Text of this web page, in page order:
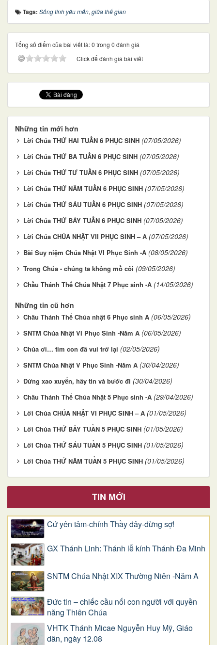
Tags: Sống tình yêu mến, giữa thế gian
Tổng số điểm của bài viết là: 0 trong 0 đánh giá
Click để đánh giá bài viết
Những tin mới hơn
Lời Chúa THỨ HAI TUẦN 6 PHỤC SINH (07/05/2026)
Lời Chúa THỨ BA TUẦN 6 PHỤC SINH (07/05/2026)
Lời Chúa THỨ TƯ TUẦN 6 PHỤC SINH (07/05/2026)
Lời Chúa THỨ NĂM TUẦN 6 PHỤC SINH (07/05/2026)
Lời Chúa THỨ SÁU TUẦN 6 PHỤC SINH (07/05/2026)
Lời Chúa THỨ BẢY TUẦN 6 PHỤC SINH (07/05/2026)
Lời Chúa CHÚA NHẬT VII PHỤC SINH – A (07/05/2026)
Bài Suy niệm Chúa Nhật VI Phục Sinh -A (08/05/2026)
Trong Chúa - chúng ta không mồ côi (09/05/2026)
Chầu Thánh Thể Chúa Nhật 7 Phục sinh -A (14/05/2026)
Những tin cũ hơn
Chầu Thánh Thể Chúa nhật 6 Phục sinh A (06/05/2026)
SNTM Chúa Nhật VI Phục Sinh -Năm A (06/05/2026)
Chúa ơi… tim con đã vui trở lại (02/05/2026)
SNTM Chúa Nhật V Phục Sinh -Năm A (30/04/2026)
Đừng xao xuyến, hãy tin và bước đi (30/04/2026)
Chầu Thánh Thể Chúa Nhật 5 Phục sinh -A (29/04/2026)
Lời Chúa CHÚA NHẬT VI PHỤC SINH – A (01/05/2026)
Lời Chúa THỨ BẢY TUẦN 5 PHỤC SINH (01/05/2026)
Lời Chúa THỨ SÁU TUẦN 5 PHỤC SINH (01/05/2026)
Lời Chúa THỨ NĂM TUẦN 5 PHỤC SINH (01/05/2026)
TIN MỚI
Cứ yên tâm-chính Thầy đây-đừng sợ!
GX Thánh Linh: Thánh lễ kính Thánh Đa Minh
SNTM Chúa Nhật XIX Thường Niên -Năm A
Đức tin – chiếc cầu nối con người với quyền
năng Thiên Chúa
VHTK Thánh Micae Nguyễn Huy Mỹ, Giáo
dân, ngày 12.08